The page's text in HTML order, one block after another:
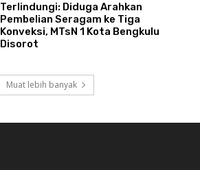
Terlindungi: Diduga Arahkan
Pembelian Seragam ke Tiga
Konveksi, MTsN 1 Kota Bengkulu
Disorot
Muat lebih banyak